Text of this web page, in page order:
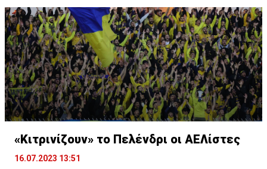
«Κιτρινίζουν» το Πελένδρι οι ΑΕΛίστες
16.07.2023 13:51